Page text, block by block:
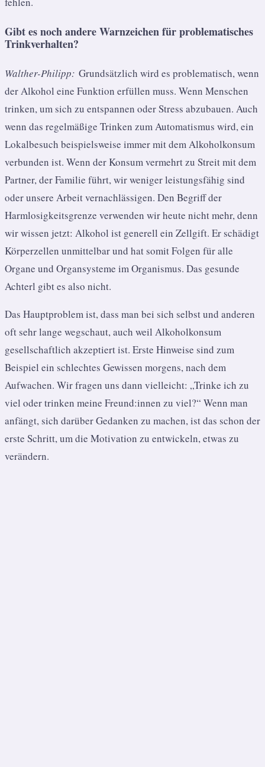
Gibt es noch andere Warnzeichen für problematisches
Trinkverhalten?
Walther-Philipp: Grundsätzlich wird es problematisch, wenn
der Alkohol eine Funktion erfüllen muss. Wenn Menschen
trinken, um sich zu entspannen oder Stress abzubauen. Auch
wenn das regelmäßige Trinken zum Automatismus wird, ein
Lokalbesuch beispielsweise immer mit demAlkoholkonsum
verbunden ist. Wenn der Konsum vermehrt zu Streit mit dem
Partner, der Familie führt,wir weniger leistungsfähig sind
oder unsere Arbeit vernachlässigen. Den Begriff der
Harmlosigkeitsgrenze verwenden wir heute nicht mehr, denn
wir wissen jetzt: Alkohol ist generell ein Zellgift. Er schädigt
Körperzellen unmittelbar und hat somit Folgen für alle
Organe und Organsysteme im Organismus. Das gesunde
Achterl gibt es also nicht.
Das Hauptproblem ist, dass man bei sich selbst und anderen
oft sehr lange wegschaut, auch weil Alkoholkonsum
gesellschaftlich akzeptiert ist. Erste Hinweise sind zum
Beispiel ein schlechtes Gewissen morgens, nach dem
Aufwachen. Wir fragen uns dann vielleicht: „Trinke ich zu
viel oder trinken meine Freund:innen zu viel?“ Wenn man
anfängt, sich darüber Gedanken zu machen, ist das schon der
erste Schritt, um die Motivation zu entwickeln, etwas zu
verändern.